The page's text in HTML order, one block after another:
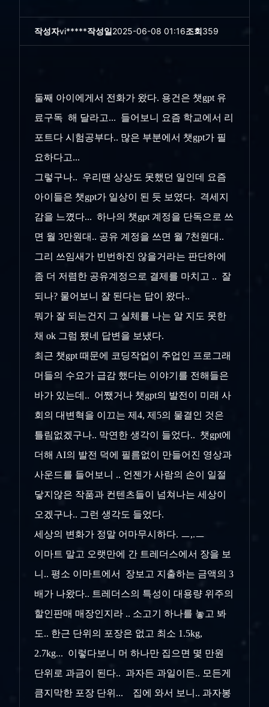
작성자vi*****작성일2025-06-08 01:16조회359
둘째 아이에게서 전화가 왔다. 용건은 챗gpt 유
료구독 해 달라고... 들어보니 요즘 학교에서 리
포트다 시험공부다.. 많은 부분에서 챗gpt가 필
요하다고...
그렇구나.. 우리땐 상상도 못했던 일인데 요즘
아이들은 챗gpt가 일상이 된 듯 보였다. 격세지
감을 느꼈다... 하나의 챗gpt 계정을 단독으로 쓰
면 월 3만원대.. 공유 계정을 쓰면 월 7천원대..
그리 쓰임새가 빈번하진 않을거라는 판단하에
좀 더 저렴한 공유계정으로 결제를 마치고 .. 잘
되나? 물어보니 잘 된다는 답이 왔다..
뭐가 잘 되는건지 그 실체를 나는 알 지도 못한
채 ok 그럼 됐네 답변을 보냈다.
최근 챗gpt 때문에 코딩작업이 주업인 프로그래
머들의 수요가 급감 했다는 이야기를 전해들은
바가 있는데.. 어쨌거나 챗gpt의 발전이 미래 사
회의 대변혁을 이끄는 제4, 제5의 물결인 것은
틀림없겠구나.. 막연한 생각이 들었다.. 챗gpt에
더해 AI의 발전 덕에 필름없이 만들어진 영상과
사운드를 들어보니 .. 언젠가 사람의 손이 일절
닿지않은 작품과 컨텐츠들이 넘쳐나는 세상이
오겠구나.. 그런 생각도 들었다.
세상의 변화가 정말 어마무시하다. ㅡ,.ㅡ
이마트 말고 오랫만에 간 트레더스에서 장을 보
니.. 평소 이마트에서 장보고 지출하는 금액의 3
배가 나왔다.. 트레더스의 특성이 대용량 위주의
할인판매 매장인지라 .. 소고기 하나를 놓고 봐
도.. 한근 단위의 포장은 없고 최소 1.5kg,
2.7kg... 이렇다보니 머 하나만 집으면 몇 만원
단위로 과금이 된다.. 과자든 과일이든.. 모든게
큼지막한 포장 단위... 집에 와서 보니.. 과자봉